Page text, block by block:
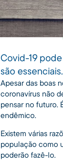
Covid-19
são essenciais.
Apesar das boas
coronavírus não
pensar no futuro.
endêmico.
Existem várias
população como
poderão fazê-lo.